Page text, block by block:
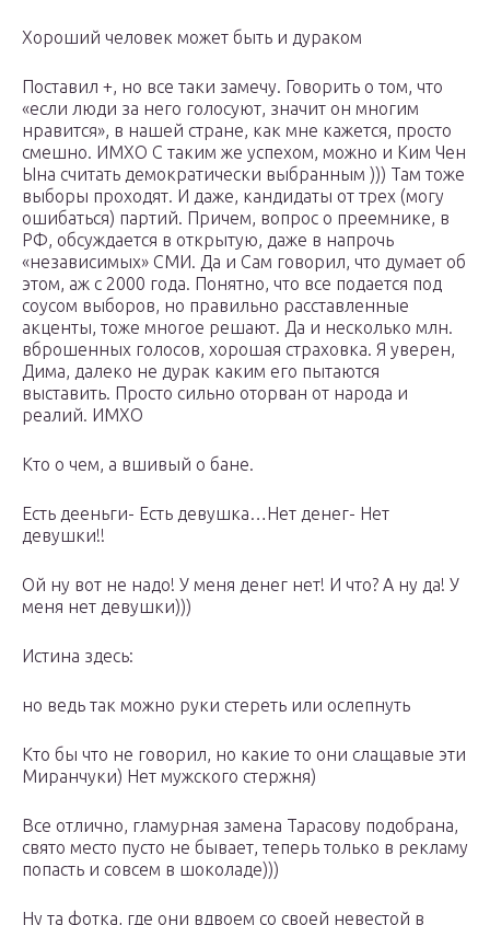
Хороший человек может быть и дураком
Поставил +, но все таки замечу. Говорить о том, что
«если люди за него голосуют, значит он многим
нравится», в нашей стране, как мне кажется, просто
смешно. ИМХО С таким же успехом, можно и Ким Чен
Ына считать демократически выбранным ))) Там тоже
выборы проходят. И даже, кандидаты от трех (могу
ошибаться) партий. Причем, вопрос о преемнике, в
РФ, обсуждается в открытую, даже в напрочь
«независимых» СМИ. Да и Сам говорил, что думает об
этом, аж с 2000 года. Понятно, что все подается под
соусом выборов, но правильно расставленные
акценты, тоже многое решают. Да и несколько млн.
вброшенных голосов, хорошая страховка. Я уверен,
Дима, далеко не дурак каким его пытаются
выставить. Просто сильно оторван от народа и
реалий. ИМХО
Кто о чем, а вшивый о бане.
Есть дееньги- Есть девушка…Нет денег- Нет
девушки!!
Ой ну вот не надо! У меня денег нет! И что? А ну да! У
меня нет девушки)))
Истина здесь:
но ведь так можно руки стереть или ослепнуть
Кто бы что не говорил, но какие то они слащавые эти
Миранчуки) Нет мужского стержня)
Все отлично, гламурная замена Тарасову подобрана,
свято место пусто не бывает, теперь только в рекламу
попасть и совсем в шоколаде)))
Ну та фотка, где они вдвоем со своей невестой в